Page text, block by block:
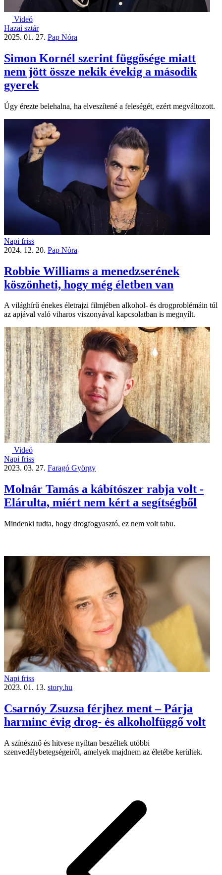
Videó
Hazai sztár
2025. 01. 27. Pap Nóra
Simon Kornél szerint függősége miatt
nem jött össze nekik évekig a második
gyerek
Úgy érezte belehalna, ha elveszítené a feleségét, ezért megváltozott.
Napi friss
2024. 12. 20. Pap Nóra
Robbie Williams a menedzserének
köszönheti, hogy még életben van
A világhírű énekes életrajzi filmjében alkohol- és drogproblémáin túl
az apjával való viharos viszonyával kapcsolatban is megnyílt.
Videó
Napi friss
2023. 03. 27. Faragó György
Molnár Tamás a kábítószer rabja volt -
Elárulta, miért nem kért a segítségből
Mindenki tudta, hogy drogfogyasztó, ez nem volt tabu.
Napi friss
2023. 01. 13. story.hu
Csarnóy Zsuzsa férjhez ment – Párja
harminc évig drog- és alkoholfüggő volt
A színésznő és hitvese nyíltan beszéltek utóbbi
szenvedélybetegségeiről, amelyek majdnem az életébe kerültek.